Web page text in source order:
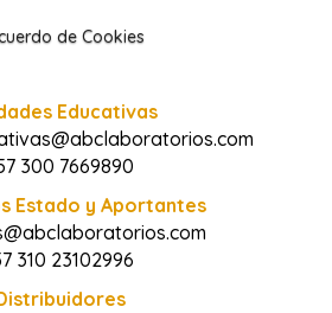
de Cookies
Educativas
300 7669890
Estado y Aportantes
310 23102996